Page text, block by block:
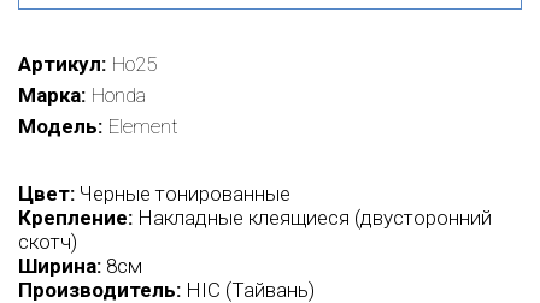
Артикул Ho25
Марка Honda
Модель Element
Цвет: Черные тонированные
Крепление: Накладные клеящиеся (двусторонний
скотч)
Ширина: 8см
Производитель: HIC (Тайвань)